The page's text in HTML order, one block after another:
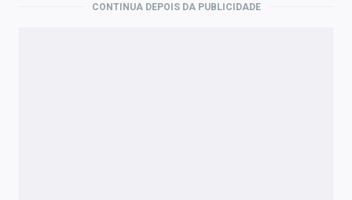
CONTINUA DEPOIS DA PUBLICIDADE